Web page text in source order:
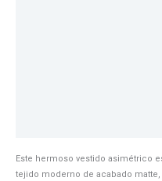
Este hermoso vestido asimétrico
tejido moderno de acabado